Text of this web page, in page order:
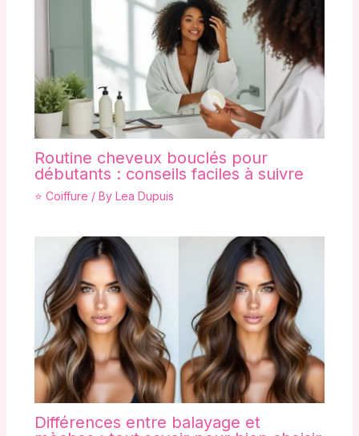
Routine cheveux bouclés pour
débutants : conseils faciles à suivre
⭐ Coiffure / By Lea Dupuis
Différences entre balayage et